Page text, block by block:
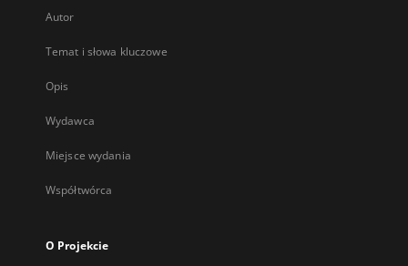
Autor
Temat i słowa kluczowe
Opis
Wydawca
Miejsce wydania
Współtwórca
O Projekcie